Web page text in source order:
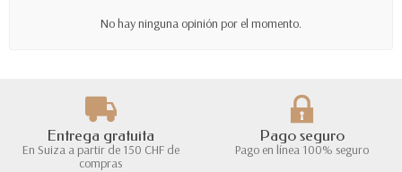
No hay ninguna opinión por el momento.
Entrega gratuita
En Suiza a partir de 150 CHF de
compras
Pago seguro
Pago en línea 100% seguro